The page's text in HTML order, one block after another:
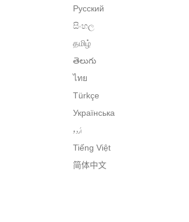
Русский
සිංහල
தமிழ்
తెలుగు
ไทย
Türkçe
Українська
اُردو
Tiếng Việt
简体中文